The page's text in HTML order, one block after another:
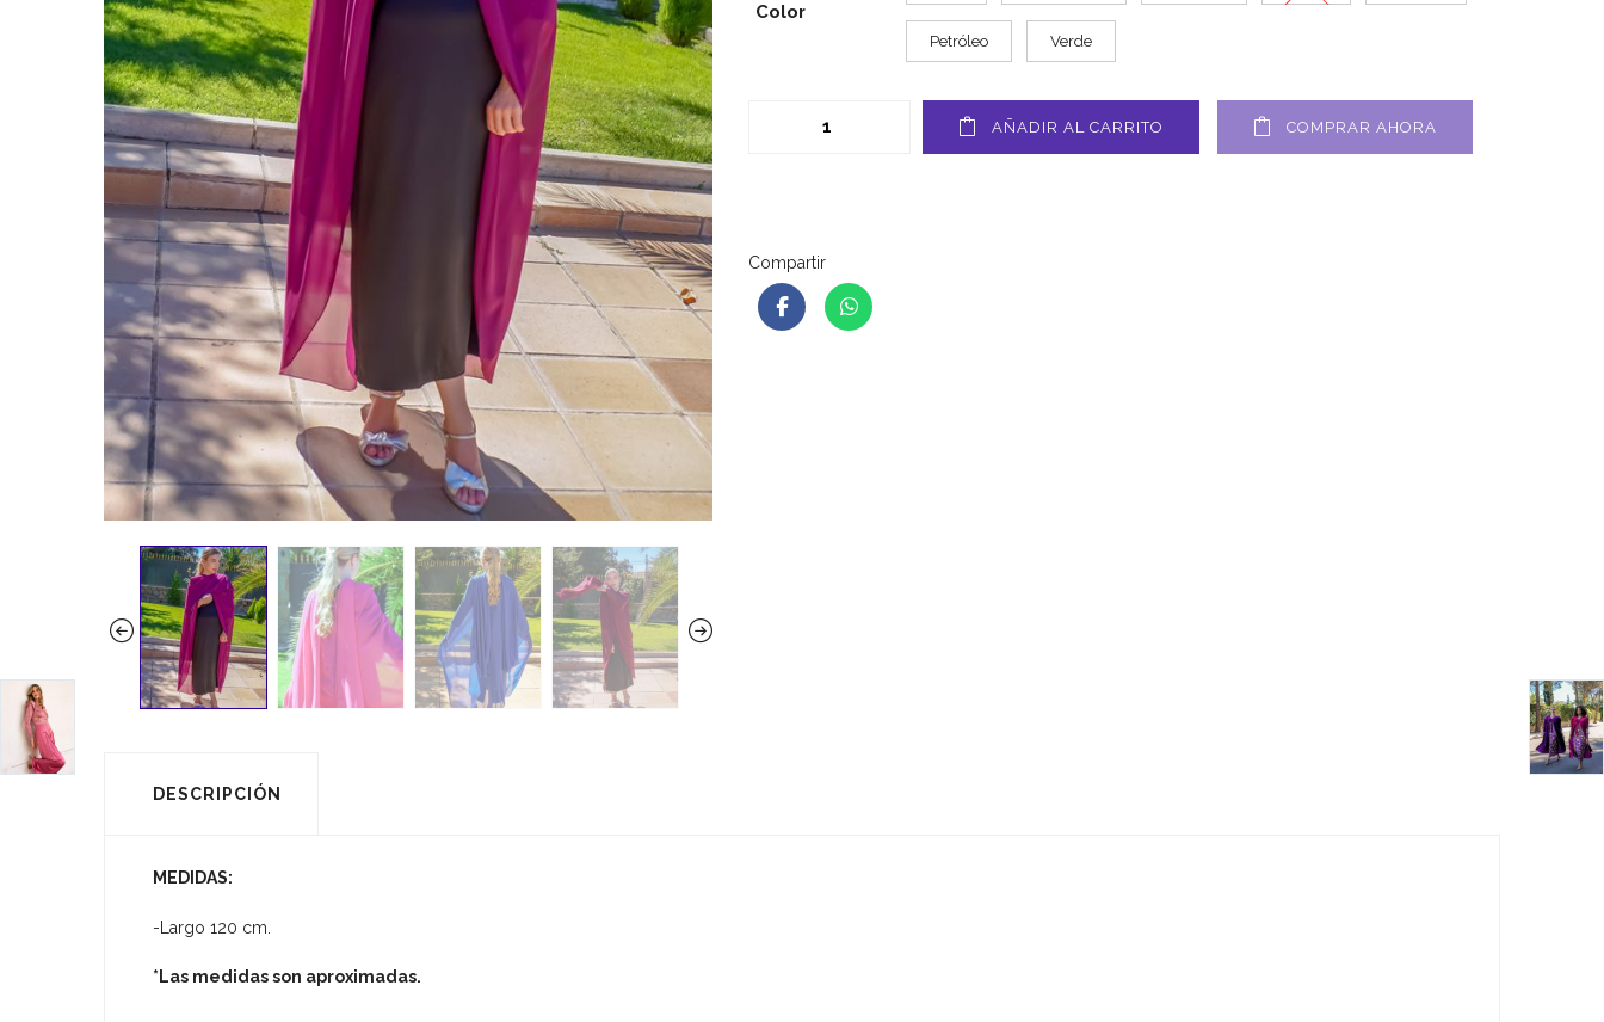
Color
Petróleo Verde
AÑADIR AL CARRITO COMPRAR AHORA
Compartir
DESCRIPCIÓN
MEDIDAS:
-Largo 120 cm.
*Las medidas son aproximadas.